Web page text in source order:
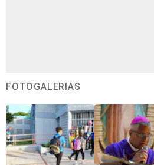
FOTOGALERÍAS